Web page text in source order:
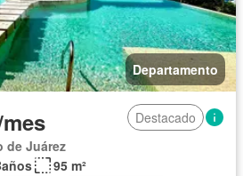
Departamento
Destacado
de Juárez
95 m²